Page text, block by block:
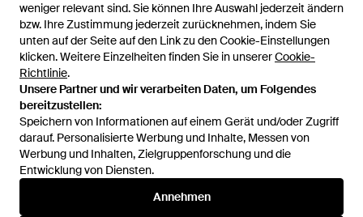
weniger relevant sind. Sie können Ihre Auswahl jederzeit ändern
bzw. Ihre Zustimmung jederzeit zurücknehmen, indem Sie
unten auf der Seite auf den Link zu den Cookie-Einstellungen
klicken. Weitere Einzelheiten finden Sie in unsererCookie-
Richtlinie.
Unsere Partner und wir verarbeiten Daten, um Folgendes
bereitzustellen:
Speichern von Informationen auf einem Gerät und/oder Zugriff
darauf. Personalisierte Werbung und Inhalte, Messen von
Werbung und Inhalten, Zielgruppenforschung und die
Entwicklung von Diensten.
Annehmen
weniger relevant sind. Sie können Ihre Auswahl jederzeit ändern
bzw. Ihre Zustimmung jederzeit zurücknehmen, indem Sie
unten auf der Seite auf den Link zu den Cookie-Einstellungen
klicken. Weitere Einzelheiten finden Sie in unsererCookie-
Richtlinie.
Unsere Partner und wir verarbeiten Daten, um Folgendes
bereitzustellen:
Speichern von Informationen auf einem Gerät und/oder Zugriff
darauf. Personalisierte Werbung und Inhalte, Messen von
Werbung und Inhalten, Zielgruppenforschung und die
Entwicklung von Diensten.
Annehmen
International